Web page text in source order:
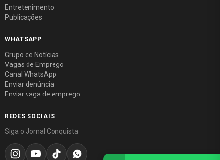
Entretenimento
Publicações
WHATSAPP
Grupo de Notícias
Vagas de Emprego
Canal WhatsApp
Enviar denúncia
Enviar vaga de emprego
REDES SOCIAIS
Siga o Jornal Conquista